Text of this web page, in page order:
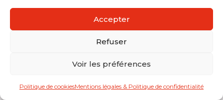
Accepter
Refuser
Voir les préférences
Politique de cookiesMentions légales & Politique de confidentialité